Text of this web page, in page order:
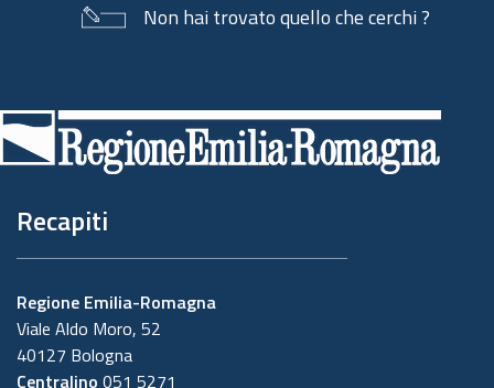
Non hai trovato quello che cerchi ?
di
pagina
Recapiti
Regione Emilia-Romagna
Viale Aldo Moro, 52
40127 Bologna
Centralino 051 5271